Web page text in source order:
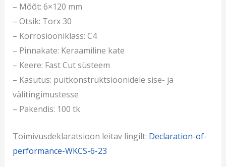
– Mõõt: 6×120 mm
– Otsik: Torx 30
– Korrosiooniklass: C4
– Pinnakate: Keraamiline kate
– Keere: Fast Cut süsteem
– Kasutus: puitkonstruktsioonidele sise- ja
välitingimustesse
– Pakendis: 100 tk
Toimivusdeklaratsioon leitav lingilt: Declaration-of-
performance-WKCS-6-23